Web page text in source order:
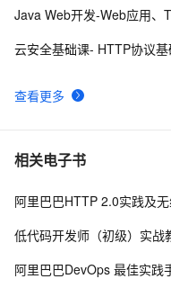
"http://www.w3.org/TR/
8 前端常见的HTTP状态码
识别威胁IP
"http://www.w3.org/TR/
查看更多
Java Web开发-Web应用、
云安全基础课- HTTP协议基
相关电子书
阿里巴巴HTTP 2.0实践及
低代码开发师（初级）实战
阿里巴巴DevOps 最佳实践